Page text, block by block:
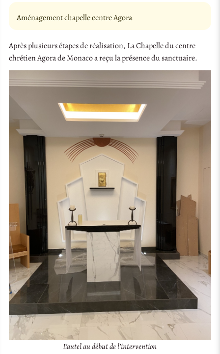
Aménagement chapelle centre Agora
Après plusieurs étapes de réalisation, La Chapelle du centre
chrétien Agora de Monaco a reçu la présence du sanctuaire.
L’autel au début de l’intervention